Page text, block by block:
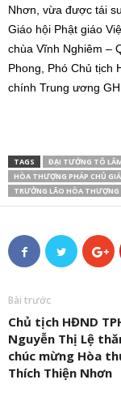
Nhơn, vừa được tái
Giáo hội Phật giáo
chùa Vĩnh Nghiêm –
Phong, Phó Chủ tịch
chính Trung ương
TAGS
ĐẠI TƯỚNG TÔ
HÒA THƯỢNG PHÁP CHỦ
TRƯỞNG LÃO HÒA
Bài trước
Chủ tịch HĐND
Nguyễn Thị Lệ
chúc mừng Hòa
Thích Thiện Nhơn